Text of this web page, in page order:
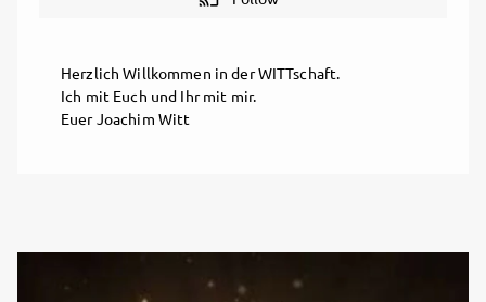
Herzlich Willkommen in der WITTschaft.
Ich mit Euch und Ihr mit mir.
Euer Joachim Witt